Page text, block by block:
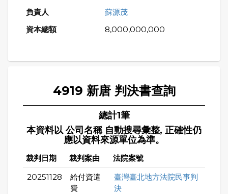
蘇源茂
8,000,000,000
4919 新唐 判決書查詢
總計1筆
本資料以 公司名稱 自動搜尋彙整, 正確性仍
應以資料來源單位為準。
裁判日期 裁判案由 法院案號
20251128
給付資遣
費
臺灣臺北地方法院民事判
決